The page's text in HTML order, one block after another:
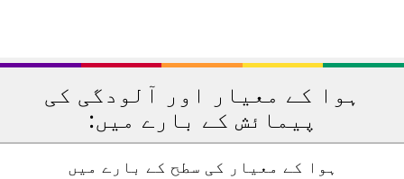
ہوا کے معیار اور آلودگی کی
پیمائش کے بارے میں:
ہوا کے معیار کی سطح کے بارے میں